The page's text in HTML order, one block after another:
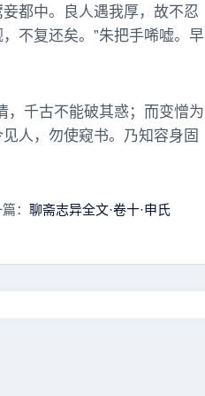
都中。良人遇我厚，故不忍
不复还矣。”朱把手唏嘘。早
，千古不能破其惑；而变憎为
人，勿使窥书。乃知容身固
： 聊斋志异全文·卷十·申氏